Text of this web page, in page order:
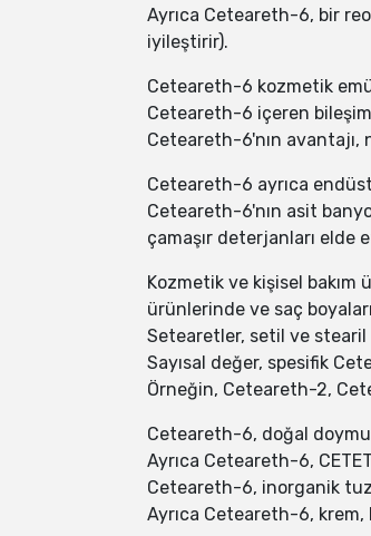
Ayrıca Ceteareth-6, bir
iyileştirir).
Ceteareth-6 kozmetik
Ceteareth-6 içeren
Ceteareth-6'nın avantajı,
Ceteareth-6 ayrıca
Ceteareth-6'nın asit
çamaşır deterjanları elde
Kozmetik ve kişisel
ürünlerinde ve saç
Setearetler, setil ve stearil
Sayısal değer, spesifik
Örneğin, Ceteareth-2,
Ceteareth-6, doğal
Ayrıca Ceteareth-6,
Ceteareth-6, inorganik
Ayrıca Ceteareth-6,